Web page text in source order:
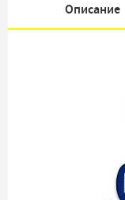
Описание